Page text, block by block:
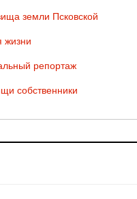
земли Псковской
жизни
репортаж
собственники